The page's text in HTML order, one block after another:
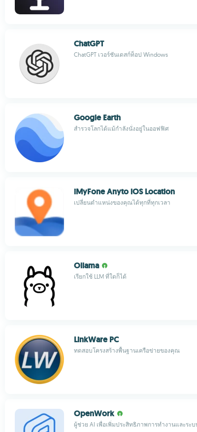
ChatGPT
ChatGPT เวอร์ชันเดสก์ท็อป Windows
Google Earth
สำรวจโลกได้แม้กำลังนั่งอยู่ในออฟฟิศ
iMyFone Anyto iOS Location
เปลี่ยนตำแหน่งของคุณได้ทุกที่ทุกเวลา
Ollama
เรียกใช้ LLM ที่ใดก็ได้
LinkWare PC
ทดสอบโครงสร้างพื้นฐานเครือข่ายของคุณ
OpenWork
ผู้ช่วย AI เพื่อเพิ่มประสิทธิภาพการทำงานและระ